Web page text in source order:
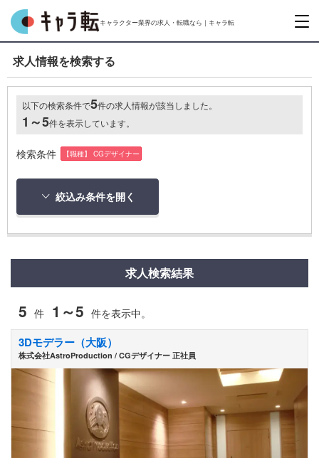
キャラクター業界の求人・転職なら｜キャラ転
求人情報を検索する
以下の検索条件で5件の求人情報が該当しました。
1～5件を表示しています。
検索条件 【職種】 CGデザイナー
絞込み条件を開く
求人検索結果
5 件 1～5 件を表示中。
3Dモデラー（大阪）
株式会社AstroProduction / CGデザイナー 正社員